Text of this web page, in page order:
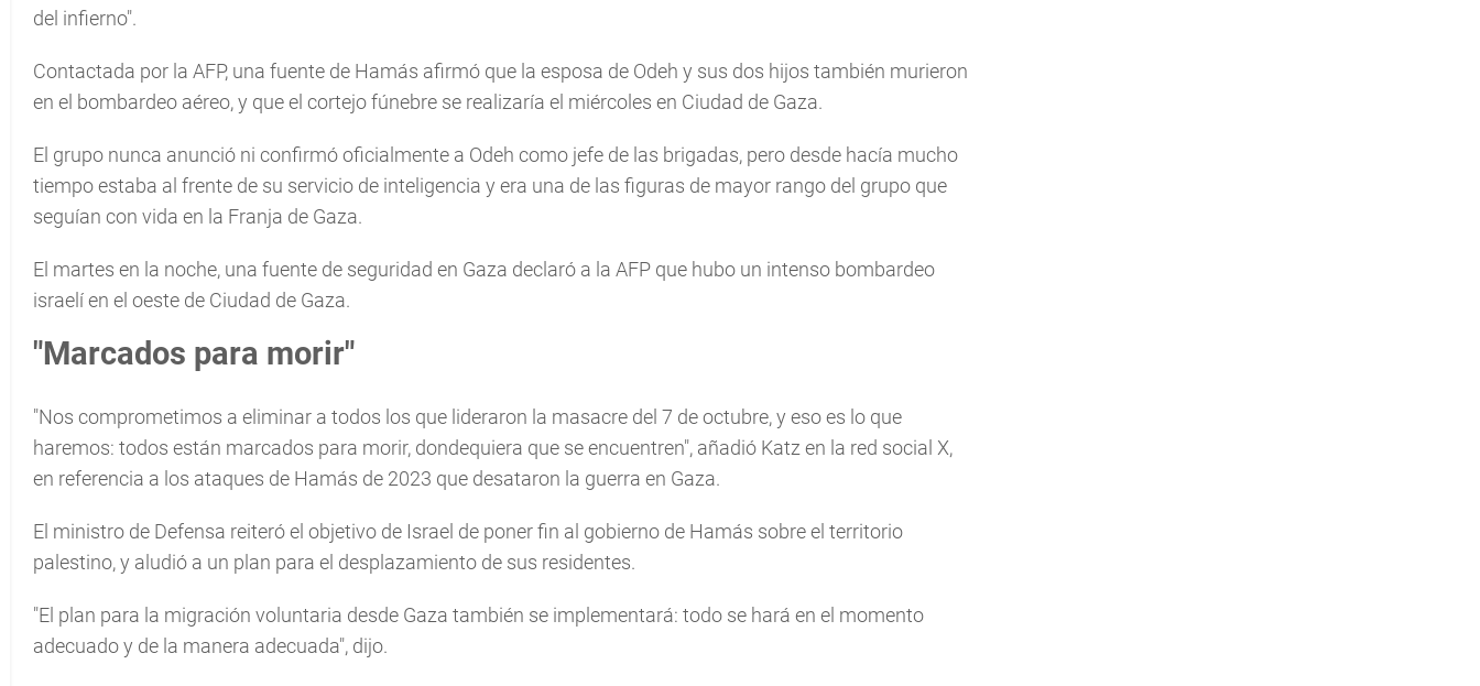
del infierno".
Contactada por la AFP, una fuente de Hamás afirmó que la esposa de Odeh y sus dos hijos también murieron
en el bombardeo aéreo, y que el cortejo fúnebre se realizaría el miércoles en Ciudad de Gaza.
El grupo nunca anunció ni confirmó oficialmente a Odeh como jefe de las brigadas, pero desde hacía mucho
tiempo estaba al frente de su servicio de inteligencia y era una de las figuras de mayor rango del grupo que
seguían con vida en la Franja de Gaza.
El martes en la noche, una fuente de seguridad en Gaza declaró a la AFP que hubo un intenso bombardeo
israelí en el oeste de Ciudad de Gaza.
"Marcados para morir"
"Nos comprometimos a eliminar a todos los que lideraron la masacre del 7 de octubre, y eso es lo que
haremos: todos están marcados para morir, dondequiera que se encuentren", añadió Katz en la red social X,
en referencia a los ataques de Hamás de 2023 que desataron la guerra en Gaza.
El ministro de Defensa reiteró el objetivo de Israel de poner fin al gobierno de Hamás sobre el territorio
palestino, y aludió a un plan para el desplazamiento de sus residentes.
"El plan para la migración voluntaria desde Gaza también se implementará: todo se hará en el momento
adecuado y de la manera adecuada", dijo.